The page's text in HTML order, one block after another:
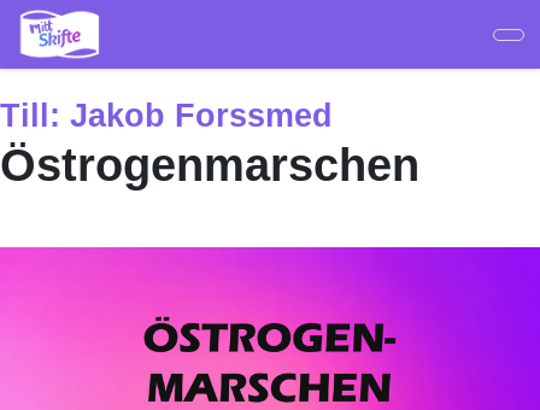
Hoppa
huvudinnehåll
Till: Jakob Forssmed
Östrogenmarschen